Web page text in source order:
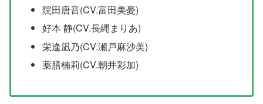
院田唐音(CV.富田美憂)
好本 静(CV.長縄まりあ)
栄逢凪乃(CV.瀬戸麻沙美)
薬膳楠莉(CV.朝井彩加)